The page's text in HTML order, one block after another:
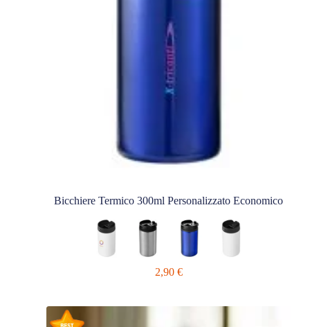
Bicchiere Termico 300ml Personalizzato Economico
2,90 €